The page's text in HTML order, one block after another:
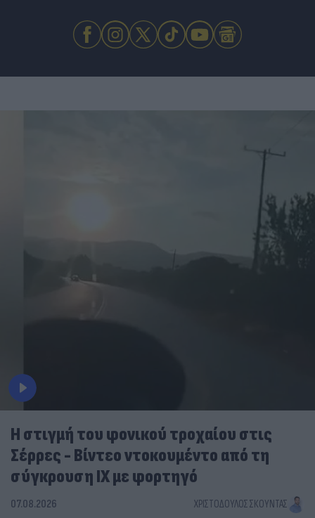
Η στιγμή του φονικού τροχαίου στις
Σέρρες - Βίντεο ντοκουμέντο από τη
σύγκρουση ΙΧ με φορτηγό
07.08.2026 ΧΡΙΣΤΌΔΟΥΛΟΣ ΣΚΟΎΝΤΑΣ